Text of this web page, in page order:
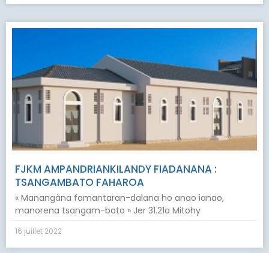
FJKM AMPANDRIANKILANDY FIADANANA :
TSANGAMBATO FAHAROA
« Manangàna famantaran-dalana ho anao ianao,
manorena tsangam-bato » Jer 31.21a Mitohy
16 juillet 2022